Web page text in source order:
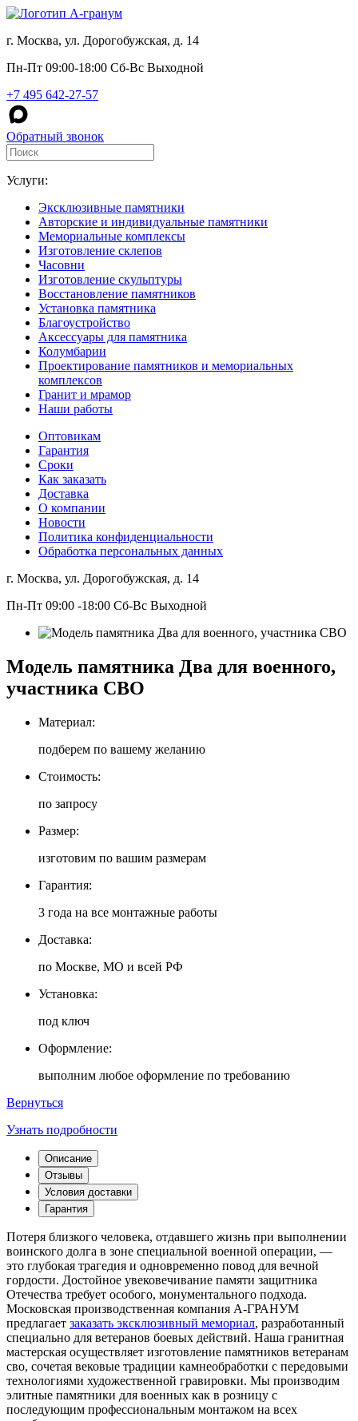
г. Москва, ул. Дорогобужская, д. 14
Пн-Пт 09:00-18:00 Сб-Вс Выходной
+7 495 642-27-57
Обратный звонок
Услуги:
Эксклюзивные памятники
Авторские и индивидуальные памятники
Мемориальные комплексы
Изготовление склепов
Часовни
Изготовление скульптуры
Восстановление памятников
Установка памятника
Благоустройство
Аксессуары для памятника
Колумбарии
Проектирование памятников и мемориальных
комплексов
Гранит и мрамор
Наши работы
Оптовикам
Гарантия
Сроки
Как заказать
Доставка
О компании
Новости
Политика конфиденциальности
Обработка персональных данных
г. Москва, ул. Дорогобужская, д. 14
Пн-Пт 09:00 -18:00 Сб-Вс Выходной
Модель памятника Два для военного,
участника СВО
Материал:
подберем по вашему желанию
Стоимость:
по запросу
Размер:
изготовим по вашим размерам
Гарантия:
3 года на все монтажные работы
Доставка:
по Москве, МО и всей РФ
Установка:
под ключ
Оформление:
выполним любое оформление по требованию
Вернуться
Узнать подробности
Описание
Отзывы
Условия доставки
Гарантия
Потеря близкого человека, отдавшего жизнь при выполнении
воинского долга в зоне специальной военной операции, —
это глубокая трагедия и одновременно повод для вечной
гордости. Достойное увековечивание памяти защитника
Отечества требует особого, монументального подхода.
Московская производственная компания А-ГРАНУМ
предлагает заказать эксклюзивный мемориал, разработанный
специально для ветеранов боевых действий. Наша гранитная
мастерская осуществляет изготовление памятников ветеранам
сво, сочетая вековые традиции камнеобработки с передовыми
технологиями художественной гравировки. Мы производим
элитные памятники для военных как в розницу с
последующим профессиональным монтажом на всех